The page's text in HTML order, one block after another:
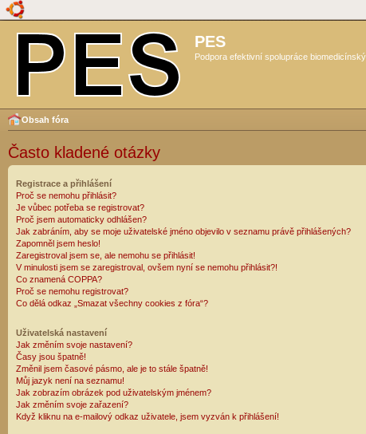
PES
Podpora efektivní spolupráce
Obsah fóra
Často kladené otázky
Registrace a přihlášení
Proč se nemohu přihlásit?
Je vůbec potřeba se registrovat?
Proč jsem automaticky odhlášen?
Jak zabráním, aby se moje uživatelské jméno objevilo v seznamu právě přihlášených?
Zapomněl jsem heslo!
Zaregistroval jsem se, ale nemohu se přihlásit!
V minulosti jsem se zaregistroval, ovšem nyní se nemohu přihlásit?!
Co znamená COPPA?
Proč se nemohu registrovat?
Co dělá odkaz „Smazat všechny cookies z fóra“?
Uživatelská nastavení
Jak změním svoje nastavení?
Časy jsou špatně!
Změnil jsem časové pásmo, ale je to stále špatně!
Můj jazyk není na seznamu!
Jak zobrazím obrázek pod uživatelským jménem?
Jak změním svoje zařazení?
Když kliknu na e-mailový odkaz uživatele, jsem vyzván k přihlášení!